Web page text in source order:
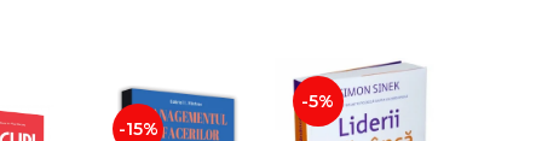
-15%
-5%